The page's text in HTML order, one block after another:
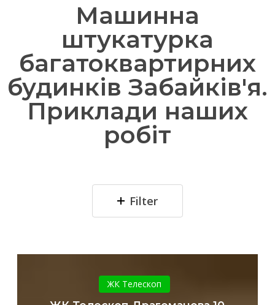
Машинна
штукатурка
багатоквартирних
будинків Забайків'я.
Приклади наших
робіт
Filter
Телескоп
Драгоманова
ЖК Телескоп